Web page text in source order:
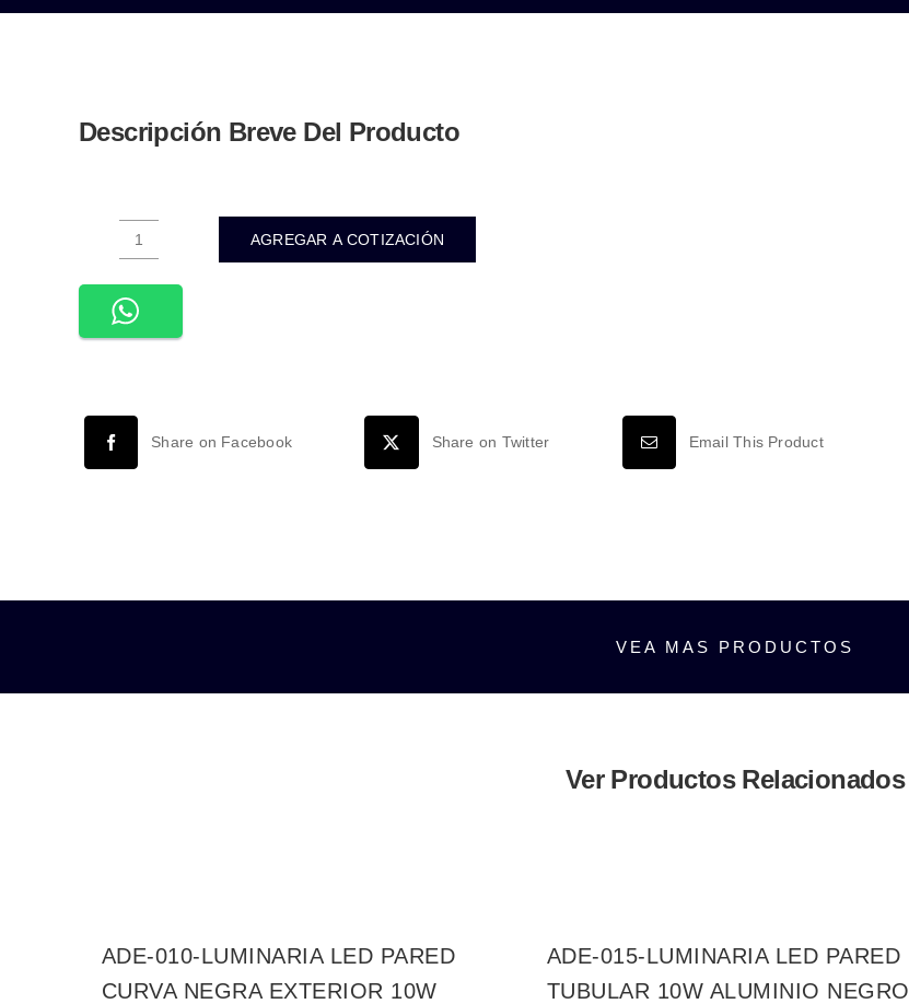
Descripción Breve Del Producto
LUMINARIA
LED
CÓNCAVO
NEGRO
MATE
6500K
AGREGAR A COTIZACIÓN
Share on Facebook Share on Twitter Email This Product
VEA MAS PRODUCTOS
Ver Productos Relacionados
ADE-010-LUMINARIA LED PARED
CURVA NEGRA EXTERIOR 10W
ADE-015-LUMINARIA LED PARED
TUBULAR 10W ALUMINIO NEGRO